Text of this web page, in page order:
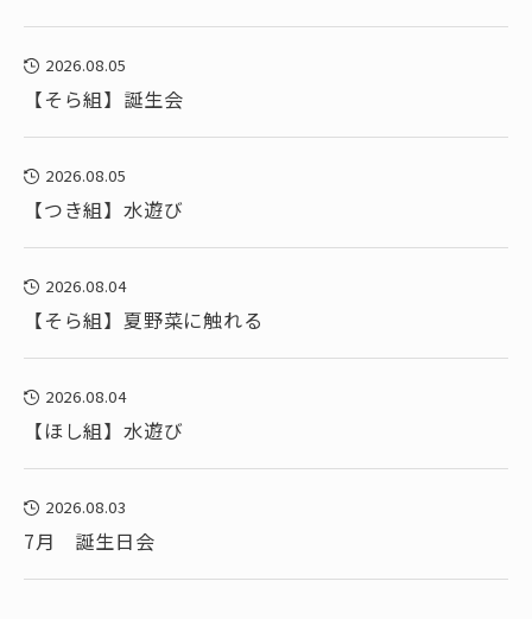
2026.08.05
【そら組】誕生会
2026.08.05
【つき組】水遊び
2026.08.04
【そら組】夏野菜に触れる
2026.08.04
【ほし組】水遊び
2026.08.03
7月 誕生日会